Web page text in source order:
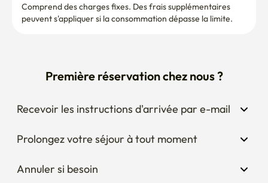
Comprend des charges fixes. Des frais supplémentaires
peuvent s'appliquer si la consommation dépasse la limite.
Première réservation chez nous ?
Recevoir les instructions d'arrivée par e-mail
Prolongez votre séjour à tout moment
Annuler si besoin